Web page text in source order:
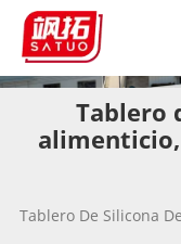
Tablero
Tablero De Silicona